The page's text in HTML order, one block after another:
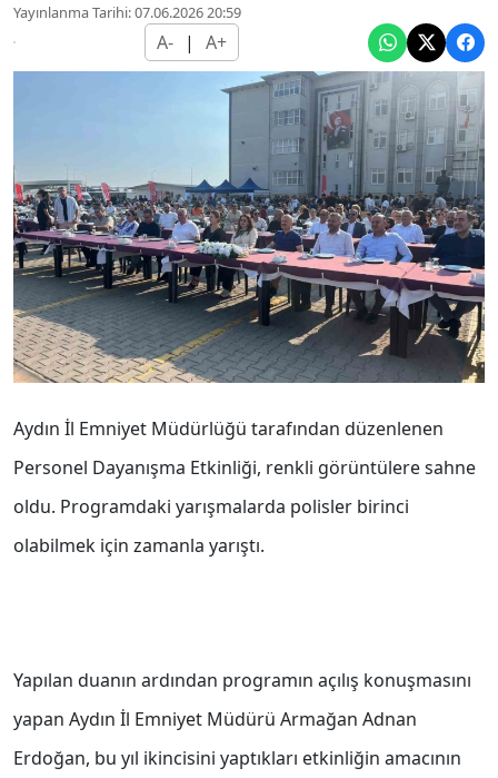
Yayınlanma Tarihi: 07.06.2026 20:59
A- | A+
Aydın İl Emniyet Müdürlüğü tarafından düzenlenen
Personel Dayanışma Etkinliği, renkli görüntülere sahne
oldu. Programdaki yarışmalarda polisler birinci
olabilmek için zamanla yarıştı.
Yapılan duanın ardından programın açılış konuşmasını
yapan Aydın İl Emniyet Müdürü Armağan Adnan
Erdoğan, bu yıl ikincisini yaptıkları etkinliğin amacının